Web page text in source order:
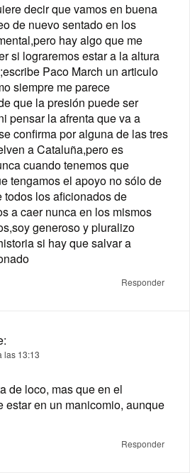
decir que vamos en buena
de nuevo sentado en los
hay algo que me
si lograremos estar a la altura
Paco March un articulo
siempre me parece
que la presión puede ser
pensar la afrenta que va a
confirma por alguna de las tres
a Cataluña,pero es
cuando tenemos que
tengamos el apoyo no sólo de
todos los aficionados de
a caer nunca en los mismos
generoso y pluralizo
si hay que salvar a
Responder
las 13:13
de loco, mas que en el
estar en un manicomio, aunque
Responder